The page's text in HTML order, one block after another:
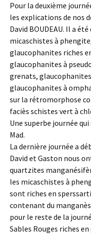
Pour la deuxième
les explications de nos
David BOUDEAU. Il a
micaschistes à
glaucophanites riches
glaucophanites à
grenats,
glaucophanites à
sur la rétromorphose
faciès schistes vert à
Une superbe journée
Mad.
La dernière journée a
David et Gaston nous
quartzites
les micaschistes à
sont riches en
contenant du
pour le reste de la
Sables Rouges riches